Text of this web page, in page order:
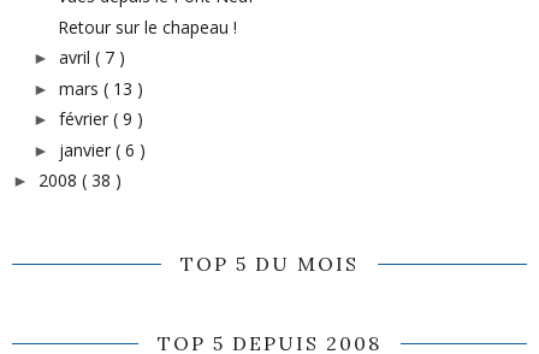
Retour sur le chapeau !
► avril ( 7 )
► mars ( 13 )
► février ( 9 )
► janvier ( 6 )
► 2008 ( 38 )
TOP 5 DU MOIS
TOP 5 DEPUIS 2008